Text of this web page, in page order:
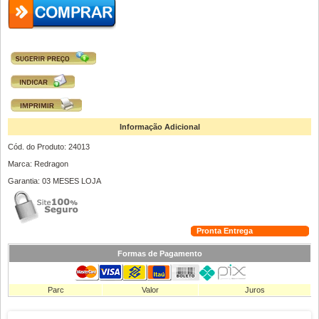
Informação Adicional
Cód. do Produto: 24013
Marca: Redragon
Garantia: 03 MESES LOJA
Pronta Entrega
Formas de Pagamento
Parc Valor Juros